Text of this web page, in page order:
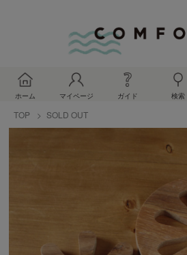
ホーム マイページ ガイド 検索
TOP SOLD OUT